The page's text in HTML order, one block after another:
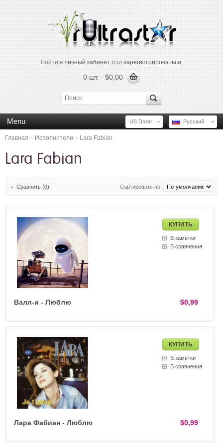
Войти в личный кабинетили зарегистрироваться.
0 шт. - $0,00
Русский
US Dollar
Menu
Главная » Исполнители » Lara Fabian
Lara Fabian
Сравнить (0) Сортировать по:
В заметки
В сравнения
$0,99
Валл-и - Люблю
В заметки
В сравнения
$0,99
Лара Фабиан - Люблю